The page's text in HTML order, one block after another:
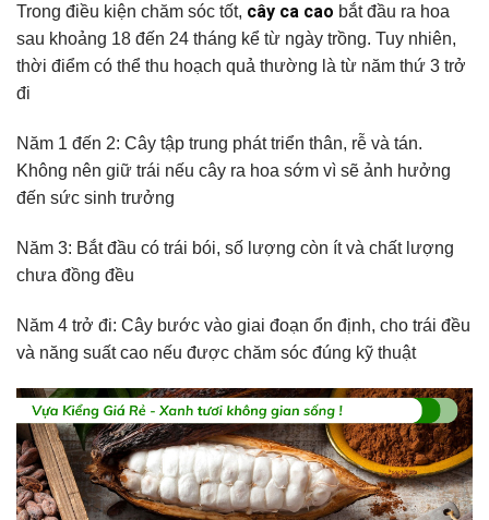
Trong điều kiện chăm sóc tốt, cây ca cao bắt đầu ra hoa
sau khoảng 18 đến 24 tháng kể từ ngày trồng. Tuy nhiên,
thời điểm có thể thu hoạch quả thường là từ năm thứ 3 trở
đi
Năm 1 đến 2: Cây tập trung phát triển thân, rễ và tán.
Không nên giữ trái nếu cây ra hoa sớm vì sẽ ảnh hưởng
đến sức sinh trưởng
Năm 3: Bắt đầu có trái bói, số lượng còn ít và chất lượng
chưa đồng đều
Năm 4 trở đi: Cây bước vào giai đoạn ổn định, cho trái đều
và năng suất cao nếu được chăm sóc đúng kỹ thuật